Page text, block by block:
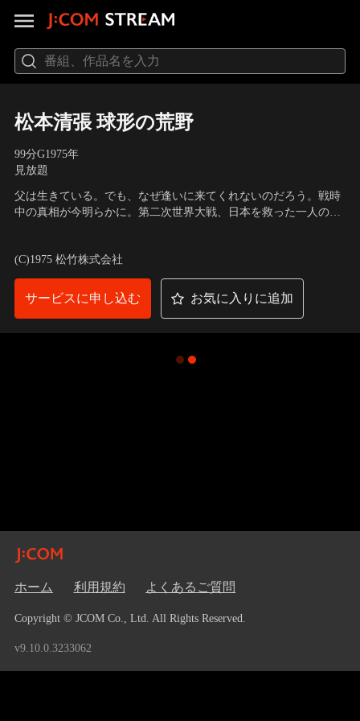
松本清張 球形の荒野
99分G1975年
見放題
父は生きている。でも、なぜ逢いに来てくれないのだろう。戦時
中の真相が今明らかに。第二次世界大戦、日本を救った一人の外
う！
(C)1975 松竹株式会社
サービスに申し込む お気に入りに追加
ホーム 利用規約 よくあるご質問
Copyright © JCOM Co., Ltd. All Rights Reserved.
v9.10.0.3233062